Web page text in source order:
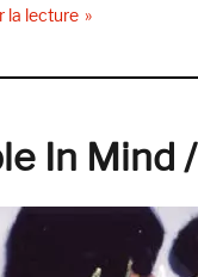
la lecturede «
In Mind